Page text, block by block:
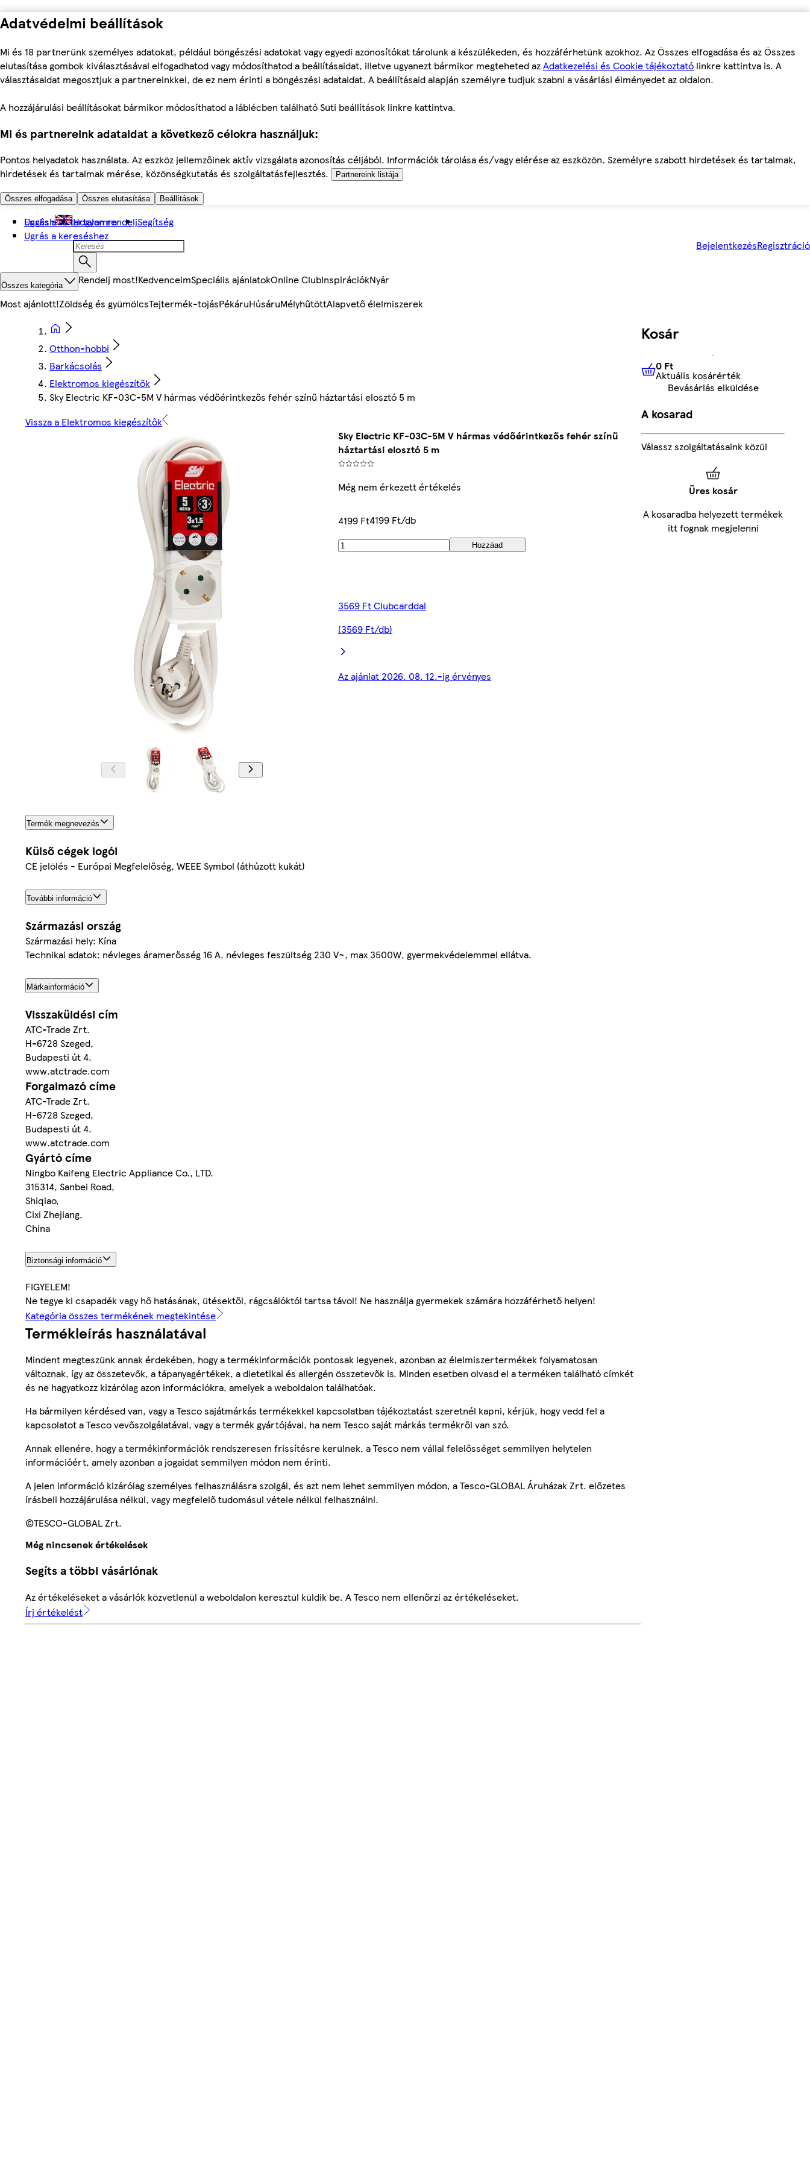
Adatvédelmi beállítások
Mi és 18 partnerünk személyes adatokat, például böngészési adatokat vagy egyedi azonosítókat tárolunk a készülékeden, és hozzáférhetünk azokhoz. Az Összes elfogadása és az Összes
elutasítása gombok kiválasztásával elfogadhatod vagy módosíthatod a beállításaidat, illetve ugyanezt bármikor megteheted azAdatkezelési és Cookie tájékoztató linkre kattintva is. A
választásaidat megosztjuk a partnereinkkel, de ez nem érinti a böngészési adataidat. A beállításaid alapján személyre tudjuk szabni a vásárlási élményedet az oldalon.
A hozzájárulási beállításokat bármikor módosíthatod a láblécben található Süti beállítások linkre kattintva.
Mi és partnereink adataidat a következő célokra használjuk:
Pontos helyadatok használata. Az eszköz jellemzőinek aktív vizsgálata azonosítás céljából. Információk tárolása és/vagy elérése az eszközön. Személyre szabott hirdetések és tartalmak,
hirdetések és tartalmak mérése, közönségkutatás és szolgáltatásfejlesztés.
Partnereink listája
Összes elfogadása Összes elutasítása Beállítások
Ugrás a fő tartalomra
Ugrás a kereséshez
English Hogyan rendeljSegítség
BejelentkezésRegisztráció
Összes kategória Rendelj most!KedvenceimSpeciális ajánlatokOnline ClubInspirációkNyár
Most ajánlott!Zöldség és gyümölcsTejtermék-tojásPékáruHúsáruMélyhűtöttAlapvető élelmiszerek
Otthon-hobbi
Barkácsolás
Elektromos kiegészítők
Sky Electric KF-03C-5M V hármas védőérintkezős fehér színű háztartási elosztó 5 m
Vissza a Elektromos kiegészítők
Sky Electric KF-03C-5M V hármas védőérintkezős fehér színű
háztartási elosztó 5 m
Még nem érkezett értékelés
4199 Ft4199 Ft/db
Hozzáad
3569 Ft Clubcarddal
(3569 Ft/db)
Az ajánlat 2026. 08. 12.-ig érvényes
Termék megnevezés
Külső cégek logói
CE jelölés - Európai Megfelelőség, WEEE Symbol (áthúzott kukát)
További információ
Származási ország
Származási hely: Kína
Technikai adatok: névleges áramerősség 16 A, névleges feszültség 230 V~, max 3500W, gyermekvédelemmel ellátva.
Márkainformáció
Visszaküldési cím
ATC-Trade Zrt.
H-6728 Szeged,
Budapesti út 4.
www.atctrade.com
Forgalmazó címe
ATC-Trade Zrt.
H-6728 Szeged,
Budapesti út 4.
www.atctrade.com
Gyártó címe
Ningbo Kaifeng Electric Appliance Co., LTD.
315314, Sanbei Road,
Shiqiao,
Cixi Zhejiang,
China
Biztonsági információ
FIGYELEM!
Ne tegye ki csapadék vagy hő hatásának, ütésektől, rágcsálóktól tartsa távol! Ne használja gyermekek számára hozzáférhető helyen!
Kategória összes termékének megtekintése
Termékleírás használatával
Mindent megteszünk annak érdekében, hogy a termékinformációk pontosak legyenek, azonban az élelmiszertermékek folyamatosan
változnak, így az összetevők, a tápanyagértékek, a dietetikai és allergén összetevők is. Minden esetben olvasd el a terméken található címkét
és ne hagyatkozz kizárólag azon információkra, amelyek a weboldalon találhatóak.
Ha bármilyen kérdésed van, vagy a Tesco sajátmárkás termékekkel kapcsolatban tájékoztatást szeretnél kapni, kérjük, hogy vedd fel a
kapcsolatot a Tesco vevőszolgálatával, vagy a termék gyártójával, ha nem Tesco saját márkás termékről van szó.
Annak ellenére, hogy a termékinformációk rendszeresen frissítésre kerülnek, a Tesco nem vállal felelősséget semmilyen helytelen
információért, amely azonban a jogaidat semmilyen módon nem érinti.
A jelen információ kizárólag személyes felhasználásra szolgál, és azt nem lehet semmilyen módon, a Tesco-GLOBAL Áruházak Zrt. előzetes
írásbeli hozzájárulása nélkül, vagy megfelelő tudomásul vétele nélkül felhasználni.
©TESCO-GLOBAL Zrt.
Még nincsenek értékelések
Segíts a többi vásárlónak
Az értékeléseket a vásárlók közvetlenül a weboldalon keresztül küldik be. A Tesco nem ellenőrzi az értékeléseket.
Írj értékelést
Kosár
0 FtAktuális kosárérték
0 Ft
Aktuális kosárérték
Bevásárlás elküldése
A kosarad
Válassz szolgáltatásaink közül
Üres kosár
A kosaradba helyezett termékek
itt fognak megjelenni